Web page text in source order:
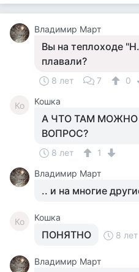
Владимир Март
Вы на теплоходе
плавали?
8 лет 7 0
Ко Кошка
А ЧТО ТАМ МОЖНО
ВОПРОС?
8 лет
1
Владимир Март
.. и на многие
Ко Кошка
ПОНЯТНО 8 лет
Владимир Март